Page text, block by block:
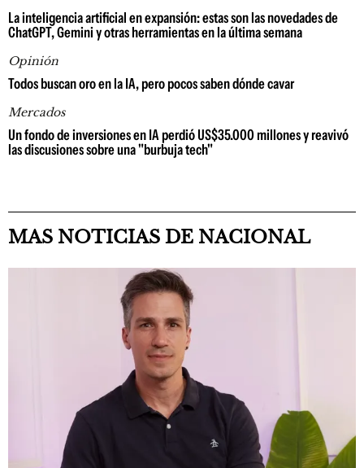
La inteligencia artificial en expansión: estas son las novedades de
ChatGPT, Gemini y otras herramientas en la última semana
Opinión
Todos buscan oro en la IA, pero pocos saben dónde cavar
Mercados
Un fondo de inversiones en IA perdió US$35.000 millones y reavivó
las discusiones sobre una "burbuja tech"
MAS NOTICIAS DE NACIONAL